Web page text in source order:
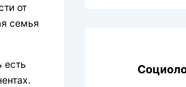
от
семья
есть